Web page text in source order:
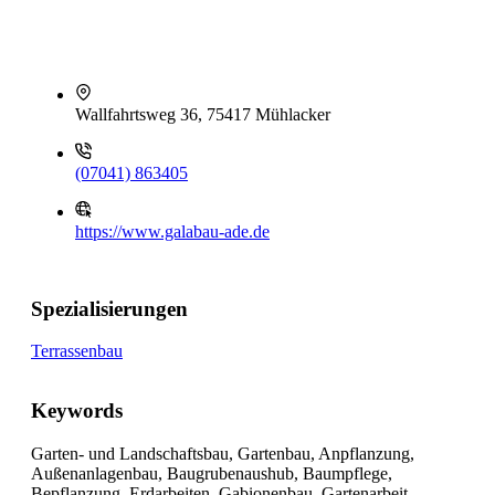
Wallfahrtsweg 36, 75417 Mühlacker
(07041) 863405
https://www.galabau-ade.de
Spezialisierungen
Terrassenbau
Keywords
Garten- und Landschaftsbau, Gartenbau, Anpflanzung,
Außenanlagenbau, Baugrubenaushub, Baumpflege,